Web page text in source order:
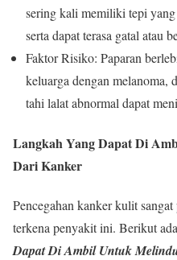
sering kali memiliki tepi
serta dapat terasa gatal atau
Faktor Risiko: Paparan
keluarga dengan melanoma,
tahi lalat abnormal dapat
Langkah Yang Dapat Di
Dari Kanker
Pencegahan kanker kulit
terkena penyakit ini. Berikut
Dapat DiAmbil Untuk